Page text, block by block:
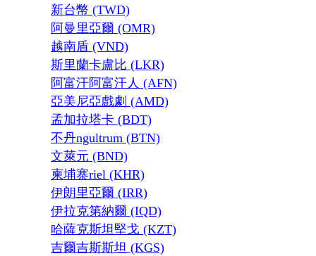
新台幣 (TWD)
阿曼里亞爾 (OMR)
越南盾 (VND)
斯里蘭卡盧比 (LKR)
阿富汗阿富汗人 (AFN)
亞美尼亞戲劇 (AMD)
孟加拉塔卡 (BDT)
不丹ngultrum (BTN)
文萊元 (BND)
柬埔寨riel (KHR)
伊朗里亞爾 (IRR)
伊拉克第納爾 (IQD)
哈薩克斯坦堅戈 (KZT)
吉爾吉斯斯坦 (KGS)